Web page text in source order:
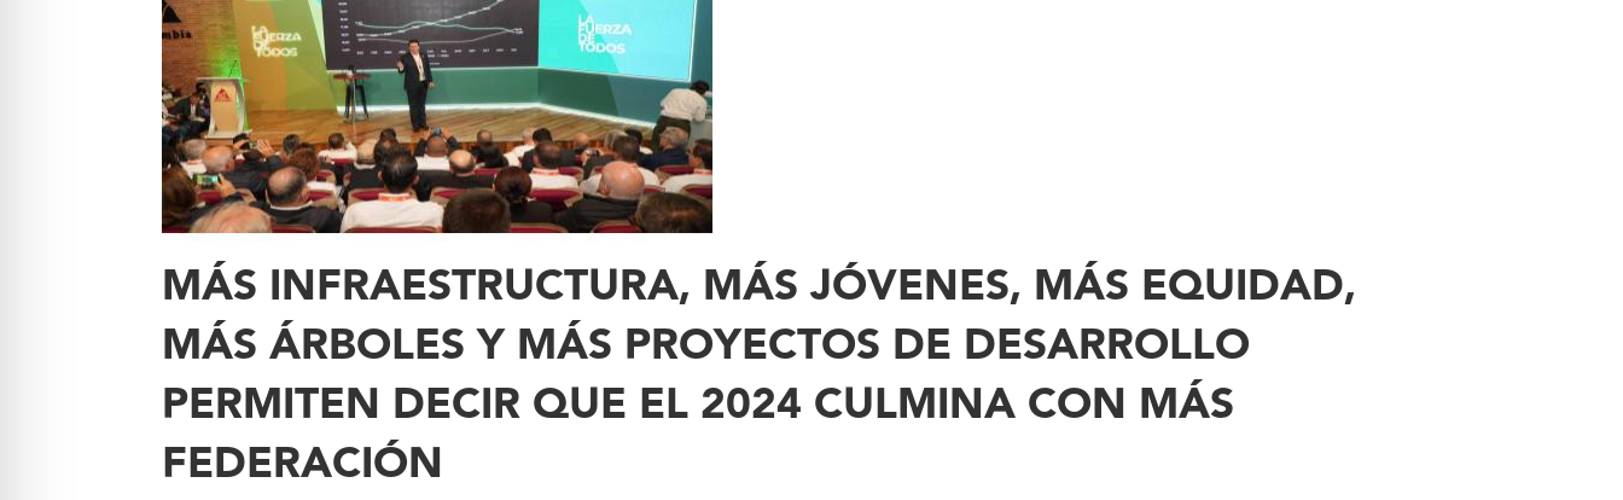
MÁS INFRAESTRUCTURA, MÁS JÓVENES, MÁS EQUIDAD,
MÁS ÁRBOLES Y MÁS PROYECTOS DE DESARROLLO
PERMITEN DECIR QUE EL 2024 CULMINA CON MÁS
FEDERACIÓN